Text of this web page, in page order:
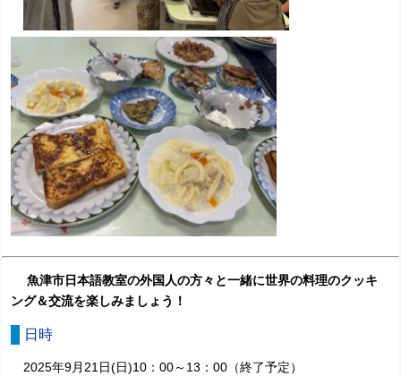
魚津市日本語教室の外国人の方々と一緒に世界の料理のクッキ
ング＆交流を楽しみましょう！
日時
2025年9月21日(日)10：00～13：00（終了予定）